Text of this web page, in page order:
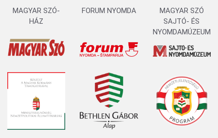
MAGYAR SZÓ-
HÁZ
FORUM NYOMDA
MAGYAR SZÓ
SAJTÓ- ÉS
NYOMDAMÚZEUM